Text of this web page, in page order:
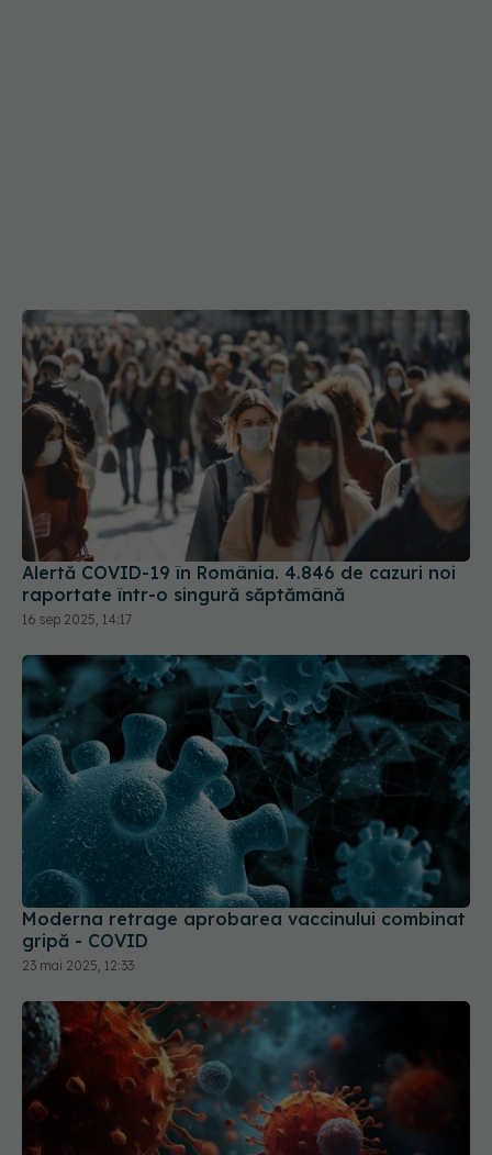
Alertă COVID-19 în România. 4.846 de cazuri noi
raportate într-o singură săptămână
16 sep 2025, 14:17
Moderna retrage aprobarea vaccinului combinat
gripă - COVID
23 mai 2025, 12:33